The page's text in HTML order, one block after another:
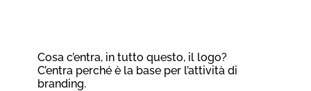
Cosa c’entra, in tutto questo, il logo?
C’entra perché è la base per l’attività di
branding.